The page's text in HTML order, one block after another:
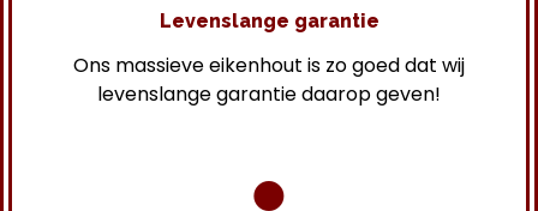
Levenslange garantie
Ons massieve eikenhout is zo goed dat wij
levenslange garantie daarop geven!